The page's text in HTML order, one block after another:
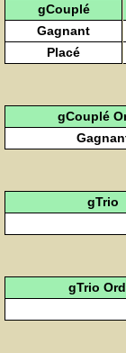
gCouplé
Gagnant
Placé
gCouplé
gTrio
gTrio